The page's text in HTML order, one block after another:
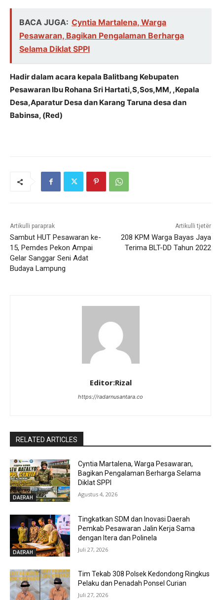
BACA JUGA: Cyntia Martalena, Warga
Pesawaran, Bagikan Pengalaman Berharga
Selama Diklat SPPI
Hadir dalam acara kepala Balitbang Kebupaten
Pesawaran Ibu Rohana Sri Hartati,S,Sos,MM, ,Kepala
Desa,Aparatur Desa dan Karang Taruna desa dan
Babinsa, (Red)
Artikulli paraprak
Sambut HUT Pesawaran ke-
15, Pemdes Pekon Ampai
Gelar Sanggar Seni Adat
Budaya Lampung
Artikulli tjetër
208 KPM Warga Bayas Jaya
Terima BLT-DD Tahun 2022
Editor:Rizal
https://radarnusantara.co
RELATED ARTICLES
DAERAH
Cyntia Martalena, Warga Pesawaran,
Bagikan Pengalaman Berharga Selama
Diklat SPPI
Agustus 4, 2026
DAERAH
Tingkatkan SDM dan Inovasi Daerah
Pemkab Pesawaran Jalin Kerja Sama
dengan Itera dan Polinela
Juli 27, 2026
Tim Tekab 308 Polsek Kedondong Ringkus
Pelaku dan Penadah Ponsel Curian
Juli 27, 2026